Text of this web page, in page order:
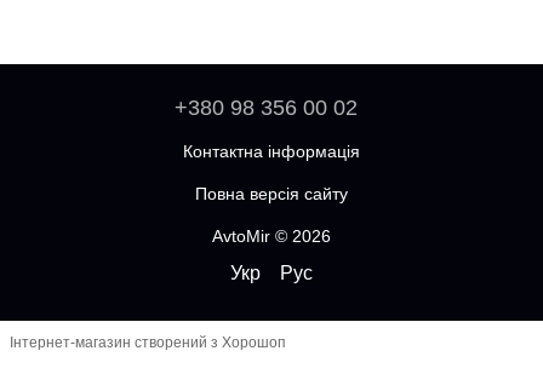
+380 98 356 00 02
Контактна інформація
Повна версія сайту
AvtoMir © 2026
Укр Рус
Інтернет-магазин створений з Хорошоп